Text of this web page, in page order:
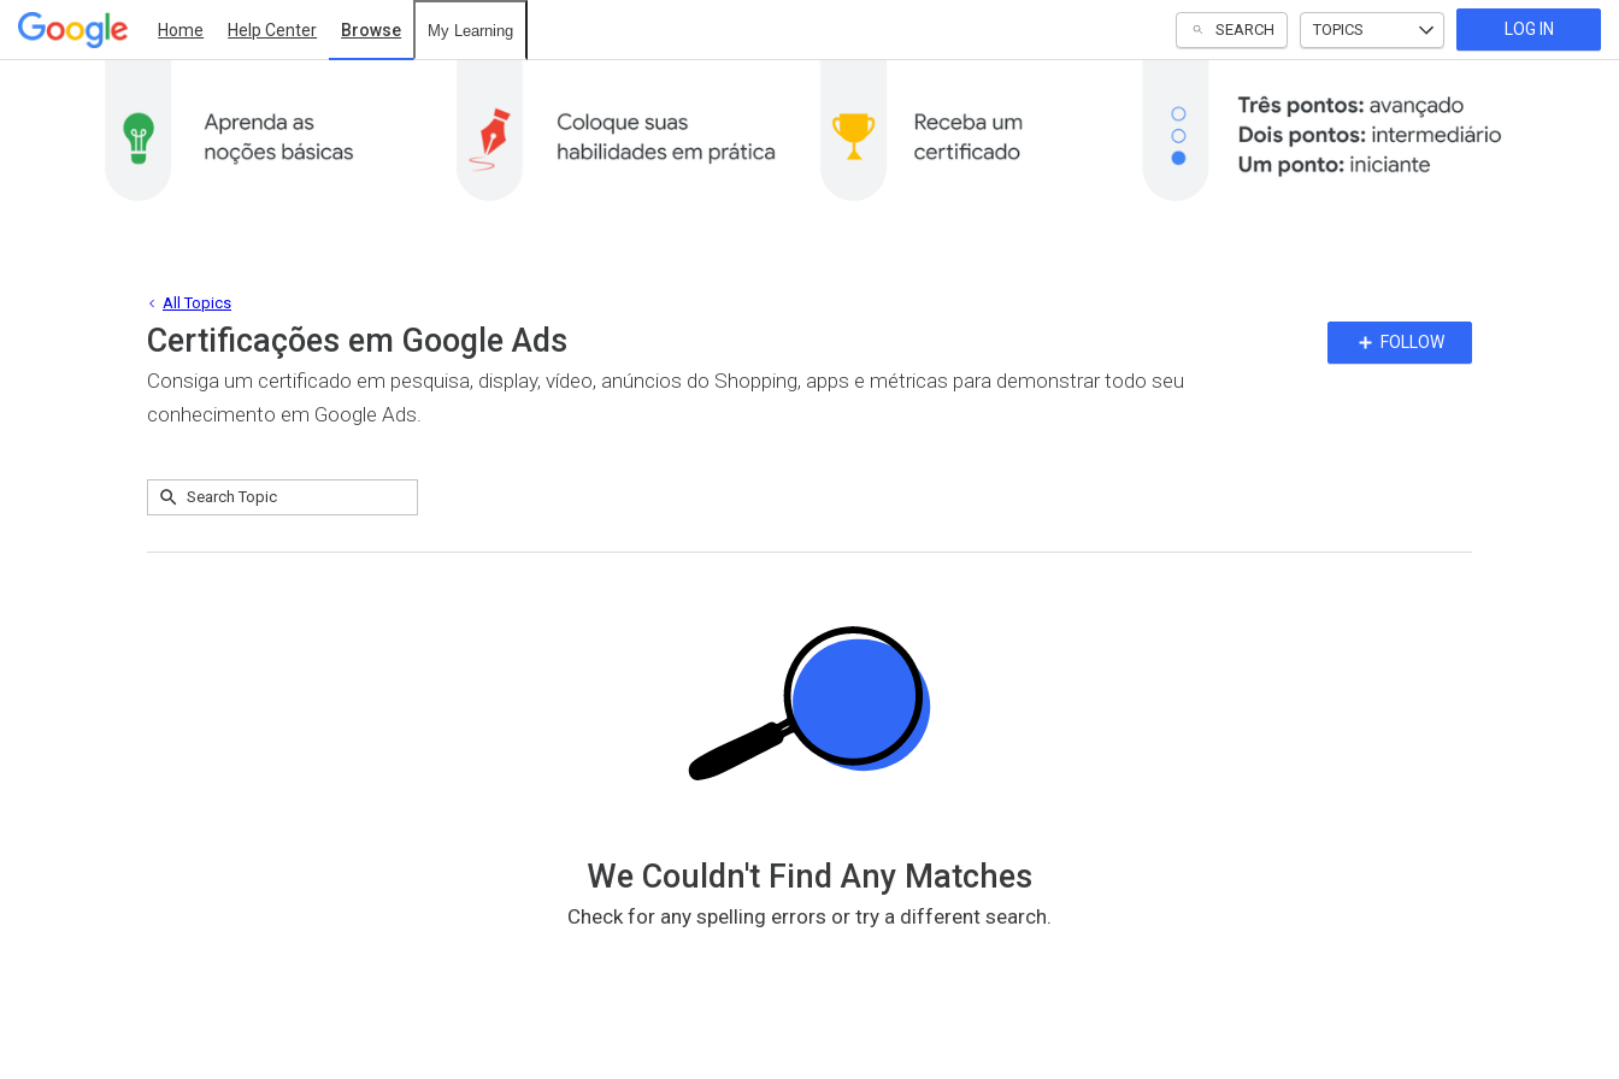
Home Help Center Browse My Learning SEARCH TOPICS LOG IN
Certificações em Google Ads
All Topics
Consiga um certificado em pesquisa, display, vídeo, anúncios do Shopping, apps e métricas para demonstrar todo seu
conhecimento em Google Ads.
FOLLOW
Topic
NoSearch
Submit
We Couldn't Find Any Matches
Check for any spelling errors or try a different search.